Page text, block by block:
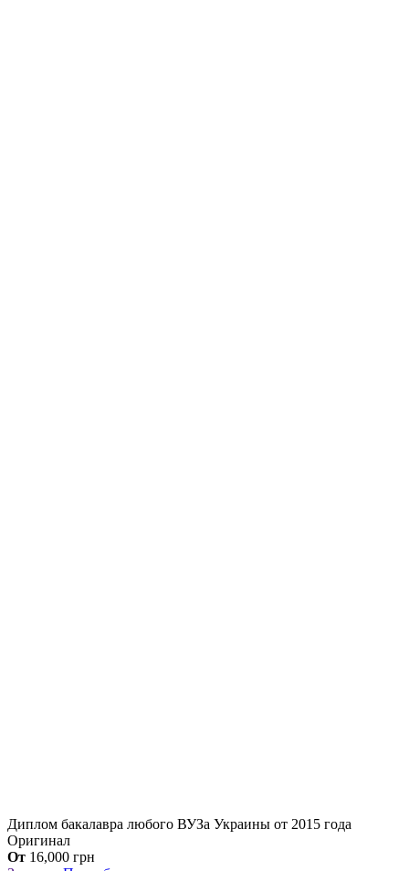
Диплом бакалавра любого ВУЗа Украины от 2015 года
Оригинал
От 16,000 грн